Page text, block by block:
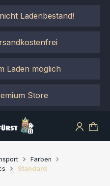
Ladenbestand!
Laden möglich
Store
Farben
Standard